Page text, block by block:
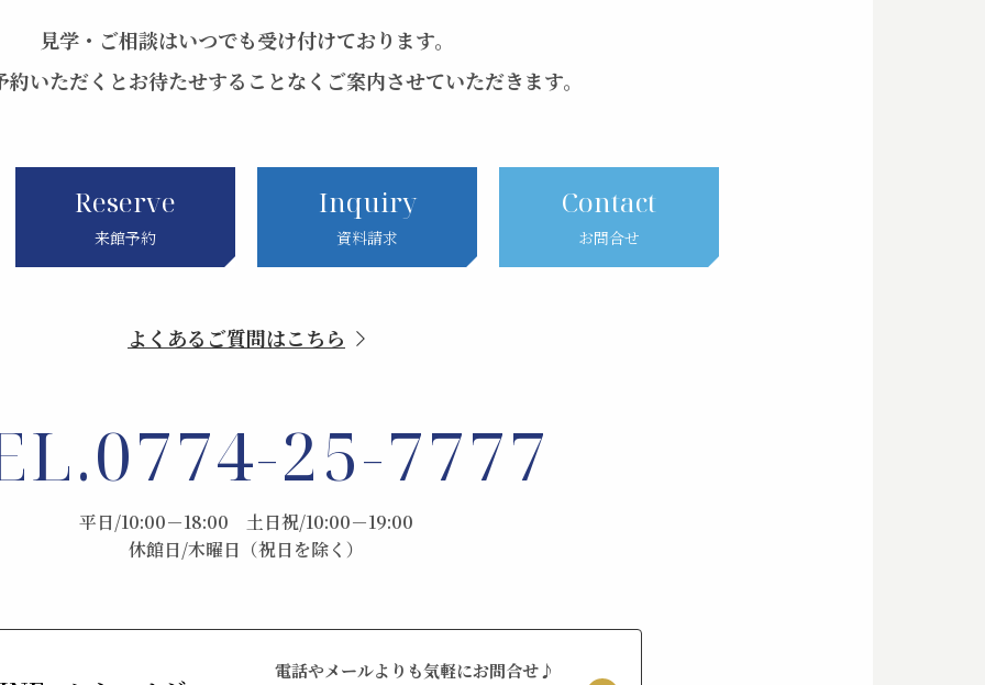
見学・ご相談はいつでも受け付けております。
約いただくとお待たせすることなくご案内させていただきます。
Reserve
来館予約
Inquiry
資料請求
Contact
お問合せ
よくあるご質問はこちら
0774-25-7777
平日/10:00－18:00 土日祝/10:00－19:00
休館日/木曜日（祝日を除く）
電話やメールよりも気軽にお問合せ♪